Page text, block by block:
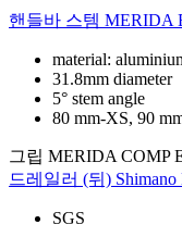
핸들바 스템 MERIDA
material:
31.8mm diameter
5° stem angle
80 mm-XS, 90
그립 MERIDA COMP
드레일러 (뒤)
SGS